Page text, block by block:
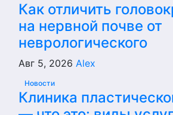
Как отличить
на нервной почве от
неврологического
Авг 5, 2026 Alex
Новости
Клиника